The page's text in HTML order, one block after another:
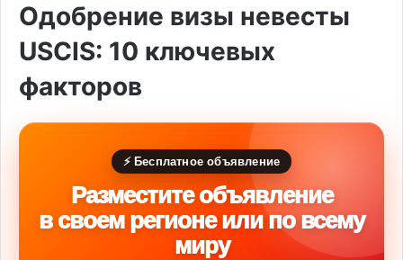
Одобрение визы невесты
USCIS: 10 ключевых
факторов
⚡ Бесплатное объявление
Разместите объявление
в своем регионе или по всему
миру